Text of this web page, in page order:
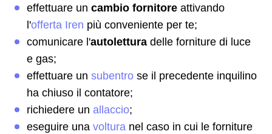
effettuare un cambio fornitore attivando
l'offerta Iren più conveniente per te;
comunicare l'autolettura delle forniture di luce
e gas;
effettuare un subentro se il precedente inquilino
ha chiuso il contatore;
richiedere un allaccio;
eseguire una voltura nel caso in cui le forniture